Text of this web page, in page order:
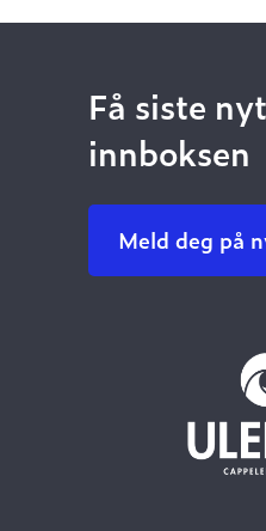
Få siste
innboksen
Meld deg på